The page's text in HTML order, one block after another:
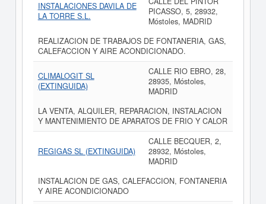
INSTALACIONES DAVILA DE
LA TORRE S.L.
PICASSO, 5, 28932,
Móstoles, MADRID
REALIZACION DE TRABAJOS DE FONTANERIA, GAS,
CALEFACCION Y AIRE ACONDICIONADO.
CLIMALOGIT SL
(EXTINGUIDA)
CALLE RIO EBRO, 28,
28935, Móstoles,
MADRID
LA VENTA, ALQUILER, REPARACION, INSTALACION
Y MANTENIMIENTO DE APARATOS DE FRIO Y CALOR
REGIGAS SL (EXTINGUIDA)
CALLE BECQUER, 2,
28932, Móstoles,
MADRID
INSTALACION DE GAS, CALEFACCION, FONTANERIA
Y AIRE ACONDICIONADO